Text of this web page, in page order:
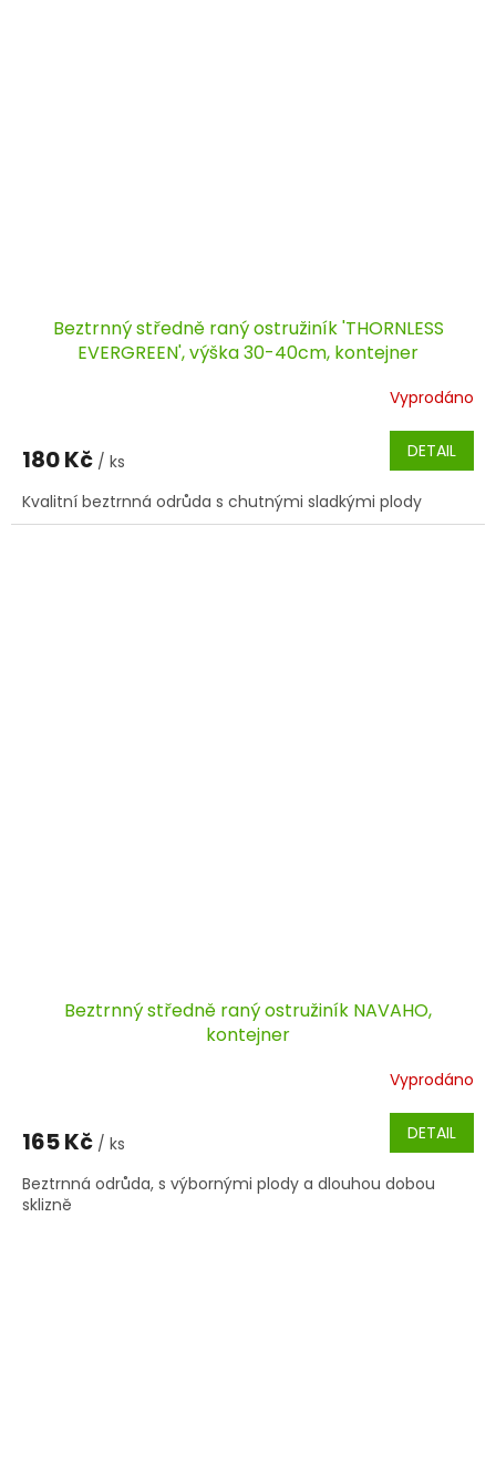
Beztrnný středně raný ostružiník 'THORNLESS
EVERGREEN', výška 30-40cm, kontejner
Vyprodáno
180 Kč / ks DETAIL
Kvalitní beztrnná odrůda s chutnými sladkými plody
Beztrnný středně raný ostružiník NAVAHO,
kontejner
Vyprodáno
165 Kč / ks DETAIL
Beztrnná odrůda, s výbornými plody a dlouhou dobou
sklizně